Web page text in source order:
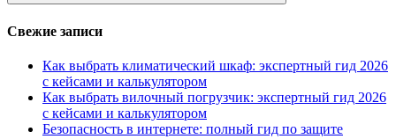
Поиск
Свежие записи
Как выбрать климатический шкаф: экспертный гид 2026
с кейсами и калькулятором
Как выбрать вилочный погрузчик: экспертный гид 2026
с кейсами и калькулятором
Безопасность в интернете: полный гид по защите